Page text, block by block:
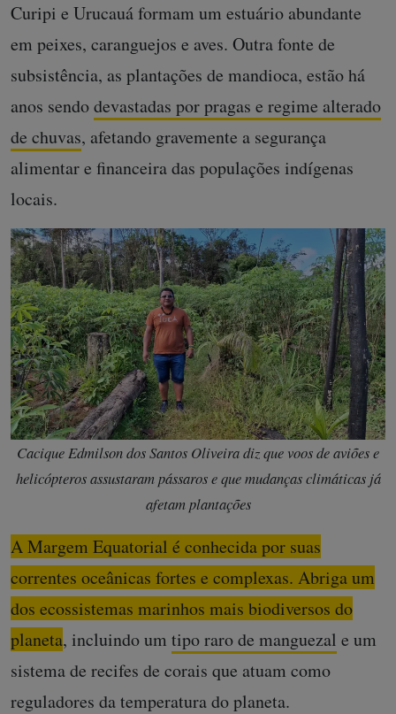
Curipi e Urucauá formam um estuário abundante
em peixes, caranguejos e aves. Outra fonte de
subsistência, as plantações de mandioca, estão há
anos sendodevastadas por pragas e regime alterado
de chuvas, afetando gravemente a segurança
alimentar e financeira das populações indígenas
locais.
Cacique Edmilson dos Santos Oliveira diz que voos de aviões e
helicópteros assustaram pássaros e que mudanças climáticas já
afetam plantações
A Margem Equatorial é conhecida por suas
correntes oceânicas fortes e complexas. Abriga um
dos ecossistemas marinhos mais biodiversos do
planeta, incluindo um tipo raro de manguezal e um
sistema de recifes de corais que atuam como
reguladores da temperatura do planeta.